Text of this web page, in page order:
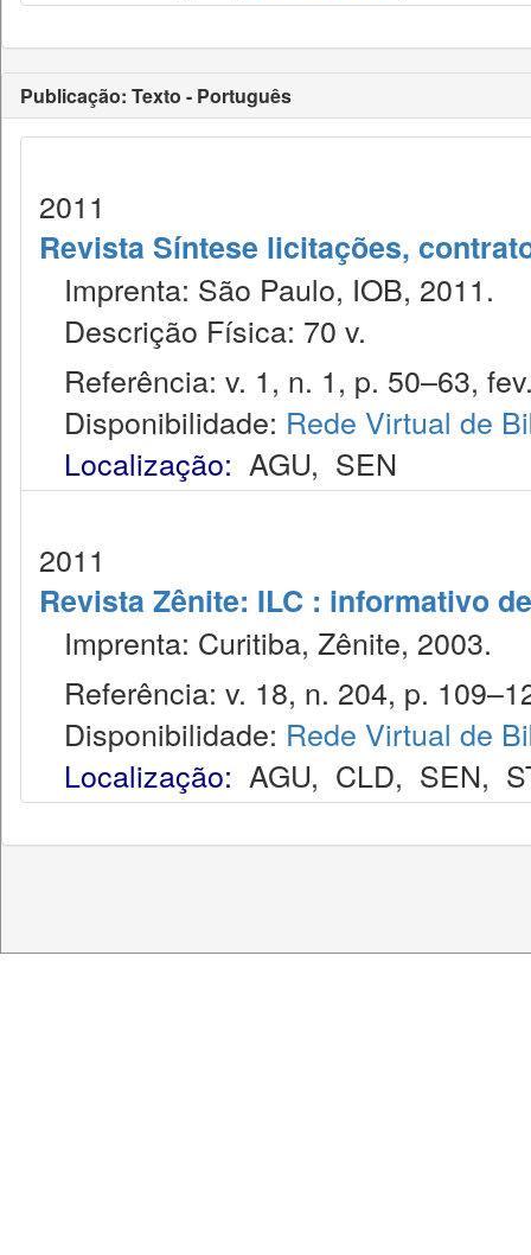
Publicação: Texto - Português
2011
Revista Síntese licitações,
Imprenta: São Paulo, IOB, 2011.
Descrição Física: 70 v.
Referência: v. 1, n. 1, p. 50–63,
Disponibilidade: Rede Virtual de
Localização: AGU, SEN
2011
Revista Zênite: ILC : informativo
Imprenta: Curitiba, Zênite, 2003.
Referência: v. 18, n. 204, p.
Disponibilidade: Rede Virtual de
Localização: AGU, CLD, SEN,